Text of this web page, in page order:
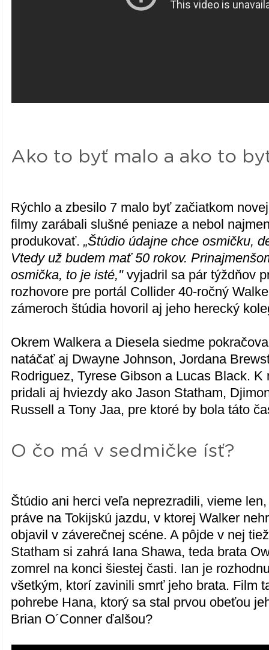
Ako to byť malo a ako to
Rýchlo a zbesilo 7 malo byť začiatkom
filmy zarábali slušné peniaze a nebol
produkovať.„Štúdio údajne chce osmičku,
Vtedy už budem mať 50 rokov.
osmička, to je isté,"vyjadril sa pár týždňov
rozhovore pre portál Collider 40-ročný
zámeroch štúdia hovoril aj jeho herecký
Okrem Walkera a Diesela siedme
natáčať aj Dwayne Johnson, Jordana
Rodriguez, Tyrese Gibson a Lucas Black. K
pridali aj hviezdy ako Jason Statham,
Russell a Tony Jaa, pre ktoré by bola táto
O čo má v sedmičke ísť?
Štúdio ani herci veľa neprezradili, vieme
práve na Tokijskú jazdu, v ktorej Walker
objavil v záverečnej scéne. A pôjde v nej
Statham si zahrá Iana Shawa, teda brata
zomrel na konci šiestej časti. Ian je
všetkým, ktorí zavinili smrť jeho brata. Film
pohrebe Hana, ktorý sa stal prvou obeťou
Brian O´Conner ďalšou?